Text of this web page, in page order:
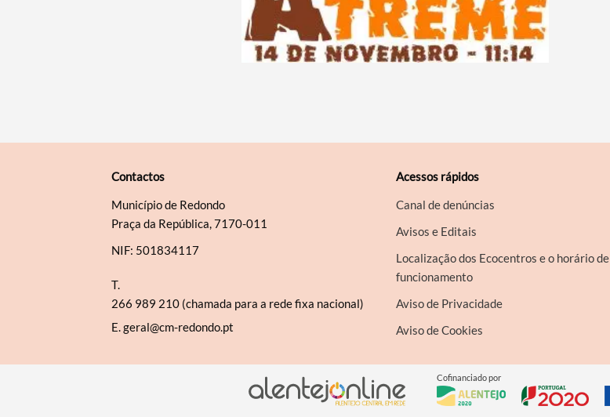
Contactos
Município de Redondo
Praça da República, 7170-011
NIF: 501834117
T.
266 989 210 (chamada para a rede fixa nacional)
E.geral@cm-redondo.pt
Acessos rápidos
Canal de denúncias
Avisos e Editais
Localização dos Ecocentros e o horário de
funcionamento
Aviso de Privacidade
Aviso de Cookies
Cofinanciado por